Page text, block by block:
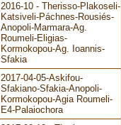
2016-10 - Therisso-Plakoseli-
Katsiveli-Páchnes-Rousiés-
Anopoli-Marmara-Ag.
Roumeli-Eligias-
Kormokopou-Ag. Ioannis-
Sfakia
2017-04-05-Askifou-
Sfakiano-Sfakia-Anopoli-
Kormokopou-Agia Roumeli-
E4-Palaiochora